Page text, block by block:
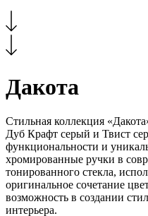
Дакота
Стильная коллекция
Дуб Крафт серый и Твист
функциональности и
хромированные ручки в
тонированного стекла,
оригинальное сочетание
возможность в создании
интерьера.